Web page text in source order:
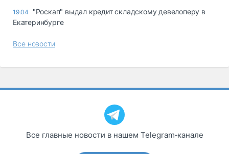
опасные грузы
грузовые
Коммерческий
транспорт
Спецтехника
19.04
"Роскап" выдал кредит складскому девелоперу в
Екатеринбурге
Все новости
Все главные новости в нашем Telegram‑канале